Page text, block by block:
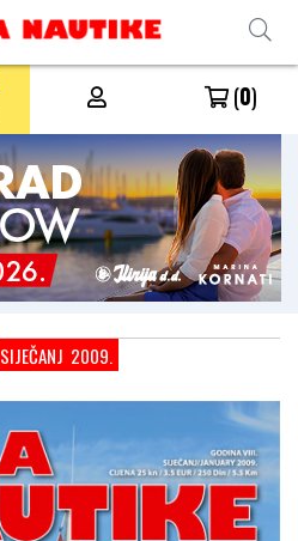
(0)
SIJEČANJ 2009.